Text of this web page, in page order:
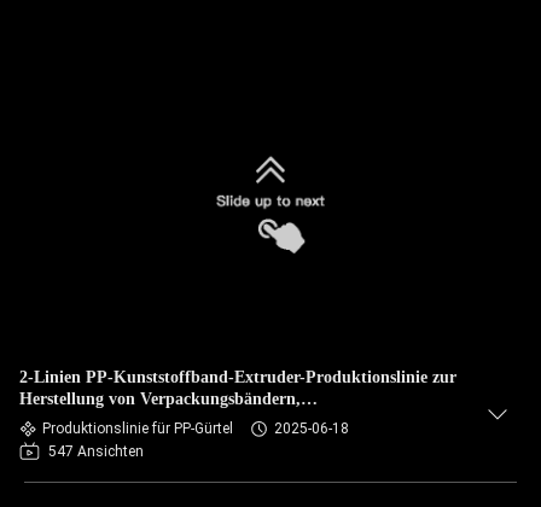
2-Linien PP-Kunststoffband-Extruder-Produktionslinie zur
Herstellung von Verpackungsbändern,
Schneckendurchmesser 75 mm
Produktionslinie für PP-Gürtel
2025-06-18
547 Ansichten